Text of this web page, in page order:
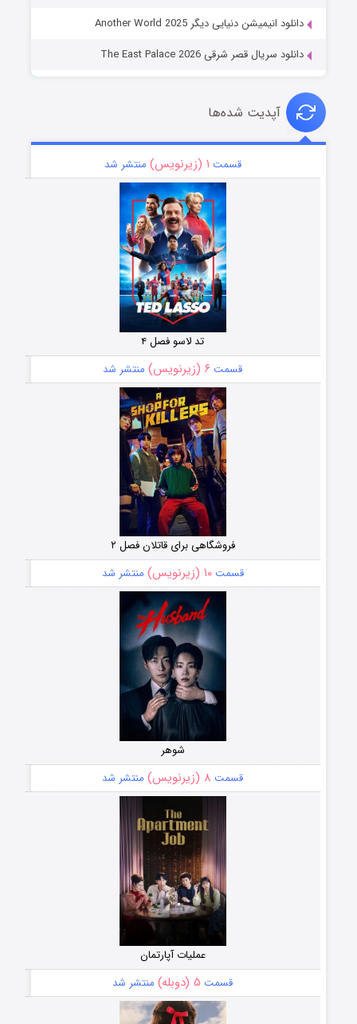
دانلود انیمیشن دنیایی دیگر Another World 2025
دانلود سریال قصر شرقی The East Palace 2026
آپدیت شده‌ها
قسمت ۱ (زیرنویس) منتشر شد
تد لاسو فصل ۴
قسمت ۶ (زیرنویس) منتشر شد
فروشگاهی برای قاتلان فصل ۲
قسمت۱۰ (زیرنویس) منتشر شد
شوهر
قسمت ۸ (زیرنویس) منتشر شد
عملیات آپارتمان
قسمت ۵ (دوبله) منتشر شد